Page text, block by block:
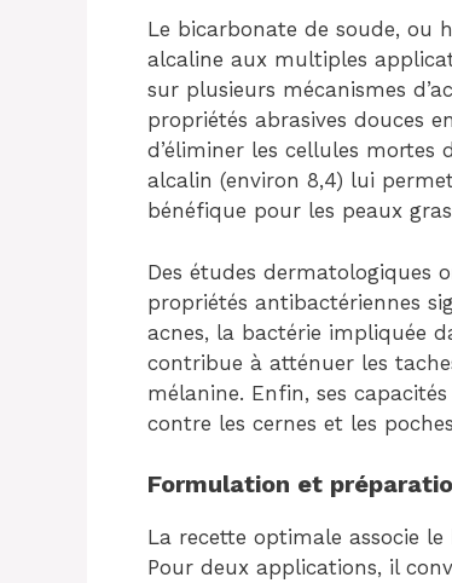
Le bicarbonate de soude, ou
alcaline aux multiples
sur plusieurs mécanismes
propriétés abrasives douces
d’éliminer les cellules mortes
alcalin (environ 8,4) lui
bénéfique pour les peaux
Des études dermatologiques
propriétés antibactériennes
acnes, la bactérie impliquée
contribue à atténuer les
mélanine. Enfin, ses
contre les cernes et les
Formulation et
La recette optimale associe
Pour deux applications, il